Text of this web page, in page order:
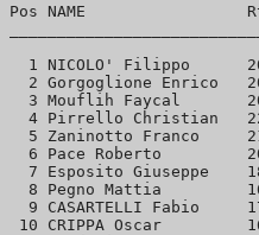
Pos NAME
1 NICOLO' Filippo
2 Gorgoglione Enrico
3 Mouflih Faycal
4 Pirrello Christian
5 Zaninotto Franco
6 Pace Roberto
7 Esposito Giuseppe
8 Pegno Mattia
9 CASARTELLI Fabio
10 CRIPPA Oscar